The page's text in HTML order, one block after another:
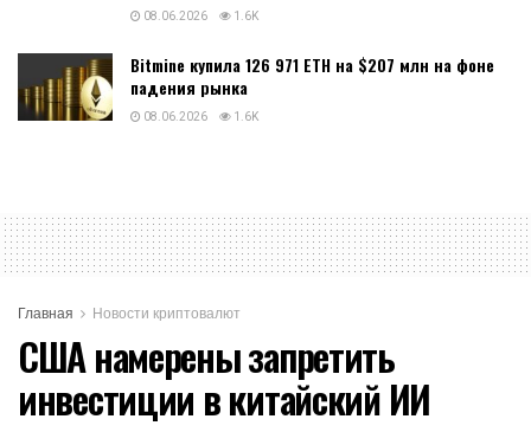
08.06.2026 1.6K
Bitmine купила 126 971 ETH на $207 млн на фоне
падения рынка
08.06.2026 1.6K
Главная Новости криптовалют
США намерены запретить
инвестиции в китайский ИИ